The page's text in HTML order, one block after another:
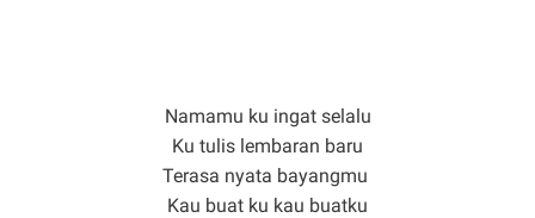
Namamu ku ingat selalu
Ku tulis lembaran baru
Terasa nyata bayangmu
Kau buat ku kau buatku